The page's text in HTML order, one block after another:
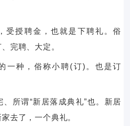
受授聘金，也就是下聘礼。俗
完聘、大定。
一种，俗称小聘(订)。也是订
、所谓“新居落成典礼”也。新居
去了，一个典礼。